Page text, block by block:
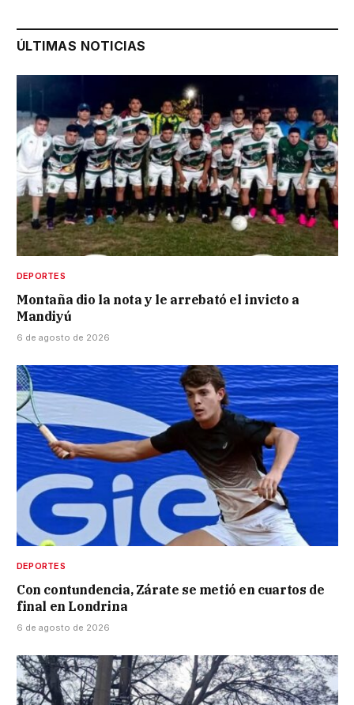
ÚLTIMAS NOTICIAS
DEPORTES
Montaña dio la nota y le arrebató el invicto a
Mandiyú
6 de agosto de 2026
DEPORTES
Con contundencia, Zárate se metió en cuartos de
final en Londrina
6 de agosto de 2026